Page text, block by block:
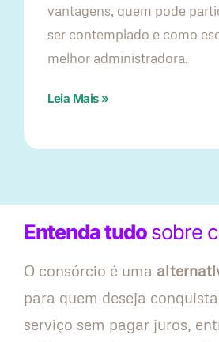
vantagens, quem pode
ser contemplado e como
melhor administradora.
Leia Mais »
Entenda tudosobre
O consórcio é uma
para quem deseja
serviço sem pagar juros,